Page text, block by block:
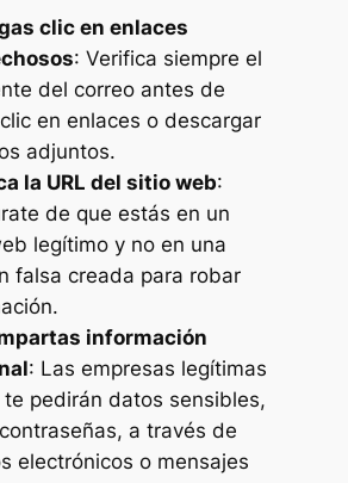
clic en enlaces
: Verifica siempre el
del correo antes de
en enlaces o descargar
adjuntos.
la URL del sitio web:
de que estás en un
legítimo y no en una
falsa creada para robar
información
: Las empresas legítimas
te pedirán datos sensibles,
a través de
electrónicos o mensajes